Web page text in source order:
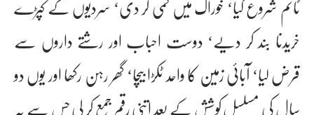
خریدنا بند کر دیے‘ دوست احباب اور رشتے داروں سے
قرض لیا‘ آبائی زمین کا واحد ٹکڑا بیچا‘ گھر رہن رکھا اور یوں دو